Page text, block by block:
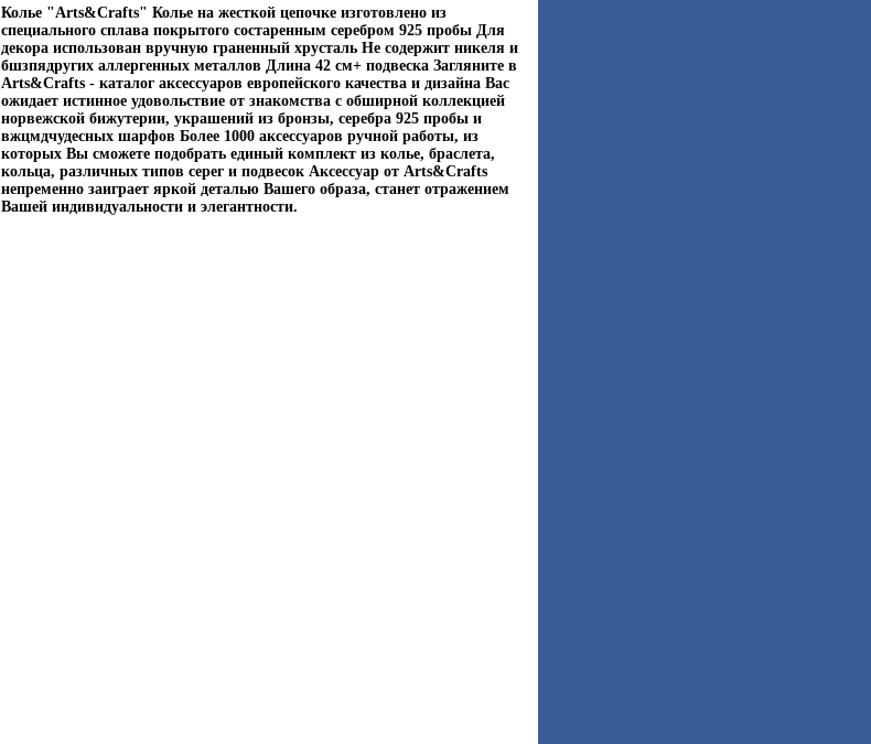
Колье "Arts&Crafts" Колье на жесткой цепочке изготовлено из
специального сплава покрытого состаренным серебром 925 пробы Для
декора использован вручную граненный хрусталь Не содержит никеля и
бшзпядругих аллергенных металлов Длина 42 см+ подвеска Загляните в
Arts&Crafts - каталог аксессуаров европейского качества и дизайна Вас
ожидает истинное удовольствие от знакомства с обширной коллекцией
норвежской бижутерии, украшений из бронзы, серебра 925 пробы и
вжцмдчудесных шарфов Более 1000 аксессуаров ручной работы, из
которых Вы сможете подобрать единый комплект из колье, браслета,
кольца, различных типов серег и подвесок Аксессуар от Arts&Crafts
непременно заиграет яркой деталью Вашего образа, станет отражением
Вашей индивидуальности и элегантности.